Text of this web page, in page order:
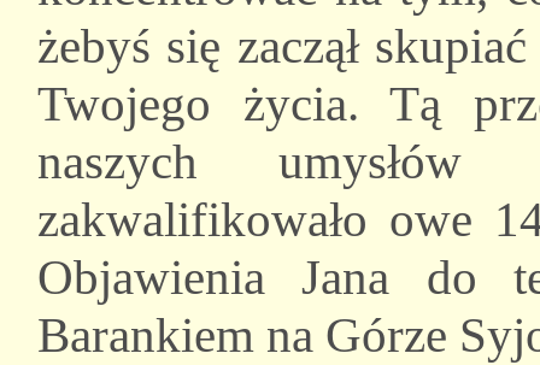
żebyś się zaczął
Twojego życia. Tą
naszych
zakwalifikowało owe
Objawienia Jana do
Barankiem na Górze